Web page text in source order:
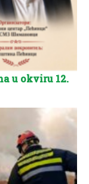
u okviru 12.